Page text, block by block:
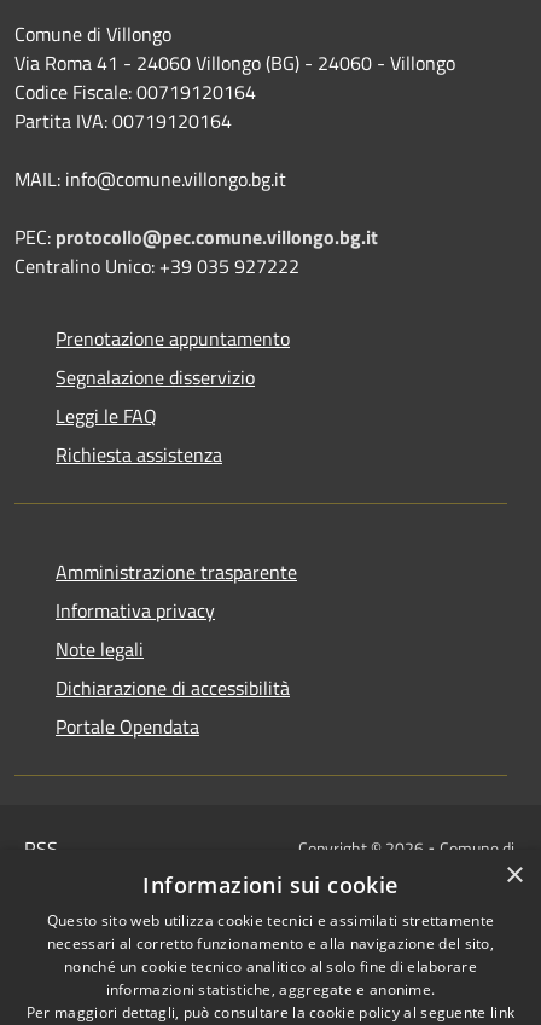
Comune di Villongo
Via Roma 41 - 24060 Villongo (BG) - 24060 - Villongo
Codice Fiscale: 00719120164
Partita IVA: 00719120164
MAIL: info@comune.villongo.bg.it
PEC: protocollo@pec.comune.villongo.bg.it
Centralino Unico: +39 035 927222
Prenotazione appuntamento
Segnalazione disservizio
Leggi le FAQ
Richiesta assistenza
Amministrazione trasparente
Informativa privacy
Note legali
Dichiarazione di accessibilità
Portale Opendata
RSS
Cookie
Mappa del sito
IBAN COMUNALI: per i cittadini
Copyright © 2026 • Comune di
Villongo • Powered by
redazione
×
Informazioni sui cookie
Questo sito web utilizza cookie tecnici e assimilati strettamente
necessari al corretto funzionamento e alla navigazione del sito,
nonché un cookie tecnico analitico al solo fine di elaborare
informazioni statistiche, aggregate e anonime.
Per maggiori dettagli, può consultare la cookie policy al seguente link